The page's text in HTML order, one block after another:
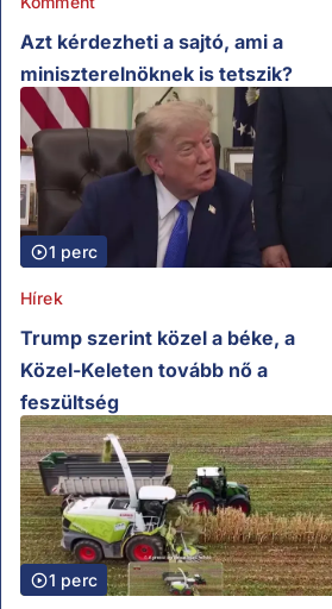
Azt kérdezheti a sajtó, ami a
miniszterelnöknek is tetszik?
1 perc
Hírek
Trump szerint közel a béke, a
Közel-Keleten tovább nő a
feszültség
1 perc